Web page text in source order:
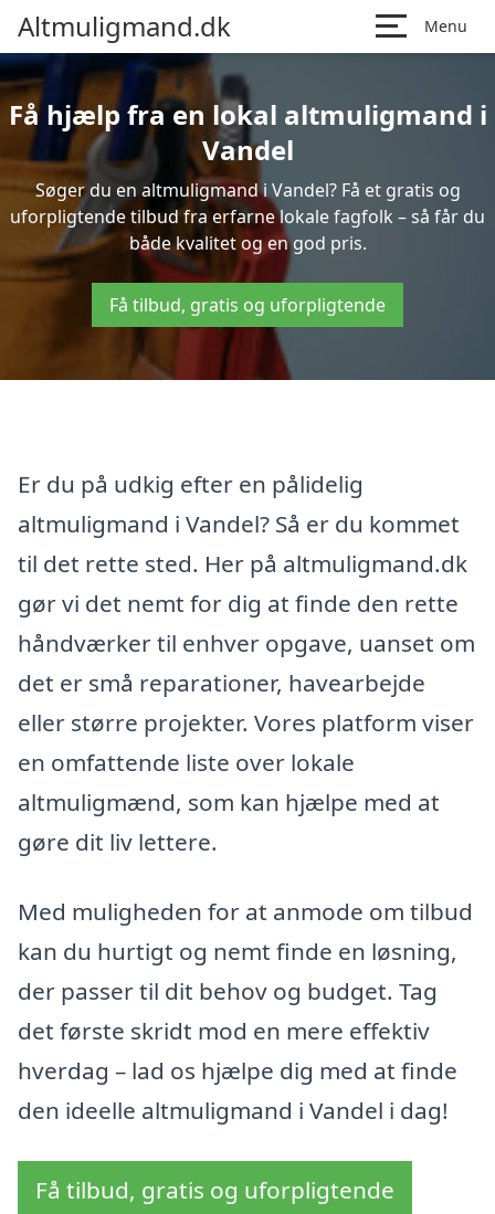
Altmuligmand.dk Menu
Få hjælp fra en lokal altmuligmand i
Vandel
Søger du en altmuligmand i Vandel? Få et gratis og
uforpligtende tilbud fra erfarne lokale fagfolk – så får du
både kvalitet og en god pris.
Få tilbud, gratis og uforpligtende
Er du på udkig efter en pålidelig
altmuligmand i Vandel? Så er du kommet
til det rette sted. Her på altmuligmand.dk
gør vi det nemt for dig at finde den rette
håndværker til enhver opgave, uanset om
det er små reparationer, havearbejde
eller større projekter. Vores platform viser
en omfattende liste over lokale
altmuligmænd, som kan hjælpe med at
gøre dit liv lettere.
Med muligheden for at anmode om tilbud
kan du hurtigt og nemt finde en løsning,
der passer til dit behov og budget. Tag
det første skridt mod en mere effektiv
hverdag – lad os hjælpe dig med at finde
den ideelle altmuligmand i Vandel i dag!
Få tilbud, gratis og uforpligtende